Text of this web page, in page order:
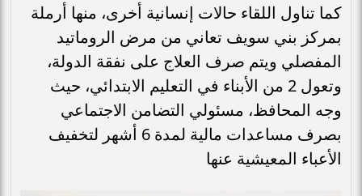
كما تناول اللقاء حالات إنسانية أخرى، منها أرملة
بمركز بني سويف تعاني من مرض الروماتيد
المفصلي ويتم صرف العلاج على نفقة الدولة،
وتعول 2 من الأبناء في التعليم الابتدائي، حيث
وجه المحافظ، مسئولي التضامن الاجتماعي
بصرف مساعدات مالية لمدة 6 أشهر لتخفيف
الأعباء المعيشية عنها